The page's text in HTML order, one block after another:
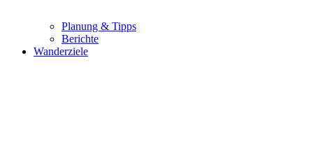
Planung & Tipps
Berichte
Wanderziele